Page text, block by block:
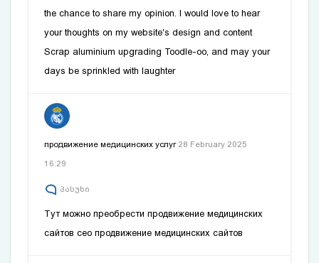
the chance to share my opinion. I would love to hear
your thoughts on my website's design and content
Scrap aluminium upgrading Toodle-oo, and may your
days be sprinkled with laughter
продвижение медицинских услуг 28 February 2025
16:29
პასუხი
Тут можно преобрести продвижение медицинских
сайтовсео продвижение медицинских сайтов